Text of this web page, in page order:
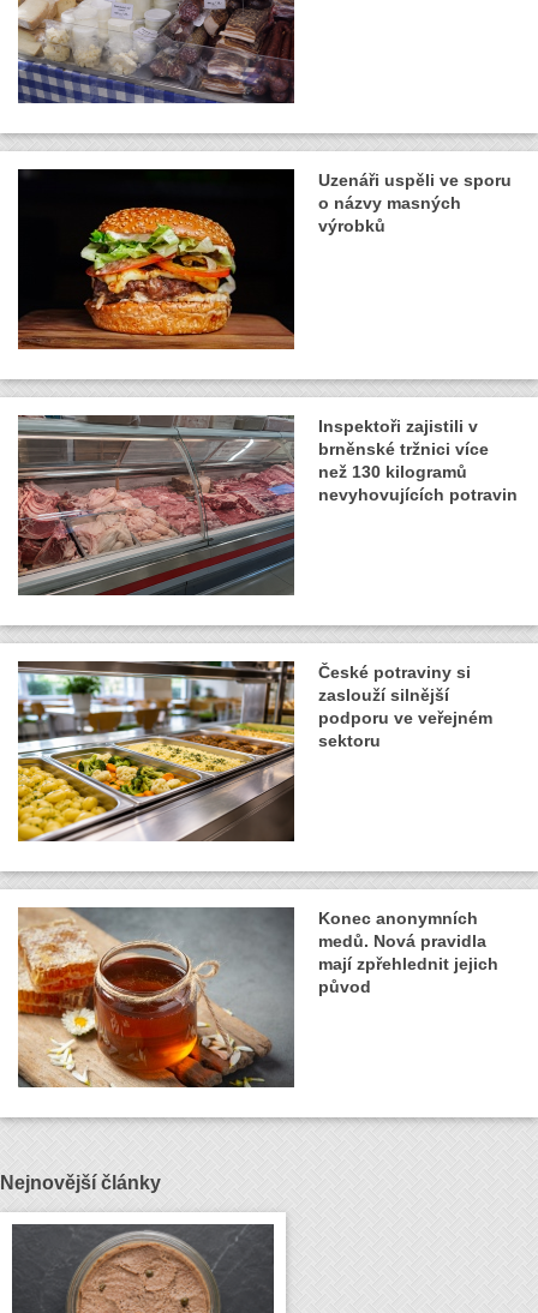
Uzenáři uspěli ve sporu
o názvy masných
výrobků
Inspektoři zajistili v
brněnské tržnici více
než 130 kilogramů
nevyhovujících potravin
České potraviny si
zaslouží silnější
podporu ve veřejném
sektoru
Konec anonymních
medů. Nová pravidla
mají zpřehlednit jejich
původ
Nejnovější články